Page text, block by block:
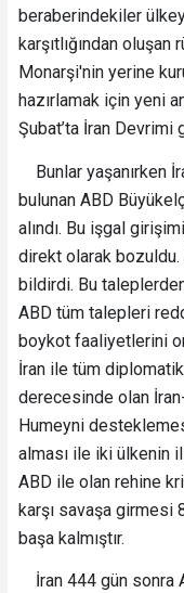
beraberindekiler
karşıtlığından oluşan
Monarşi'nin yerine
hazırlamak için yeni
Şubat’ta İran Devrimi
Bunlar yaşanırken
bulunan ABD
alındı. Bu işgal
direkt olarak bozuldu.
bildirdi. Bu
ABD tüm talepleri
boykot faaliyetlerini
İran ile tüm
derecesinde olan
Humeyni
alması ile iki ülkenin
ABD ile olan rehine
karşı savaşa girmesi
başa kalmıştır.
İran 444 gün sonra